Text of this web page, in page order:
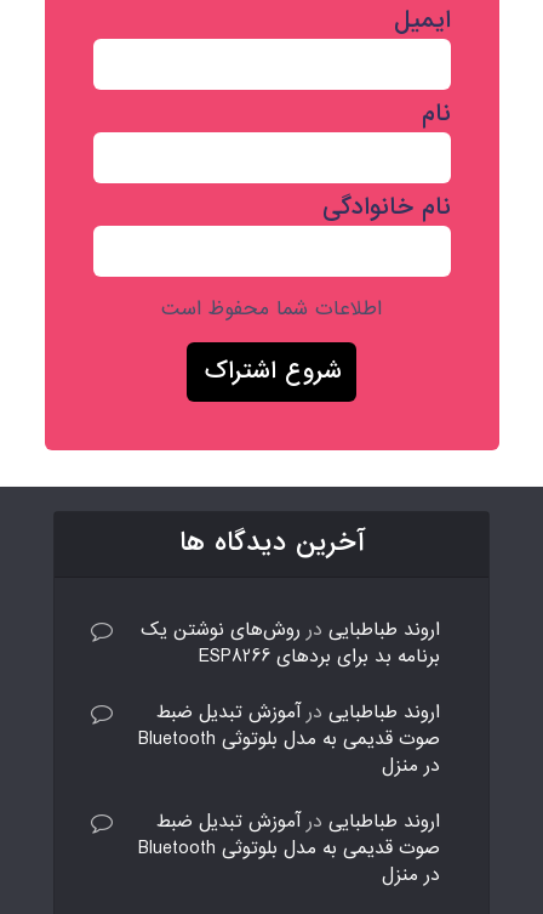
ایمیل
نام
نام خانوادگی
اطلاعات شما محفوظ است
آخرین دیدگاه ها
اروند طباطبایی در روش‌های نوشتن یک
برنامه بد برای بردهای ESP8266
اروند طباطبایی درآموزش تبدیل ضبط
صوت قدیمی به مدل بلوتوثی Bluetooth
در منزل
اروند طباطبایی درآموزش تبدیل ضبط
صوت قدیمی به مدل بلوتوثی Bluetooth
در منزل